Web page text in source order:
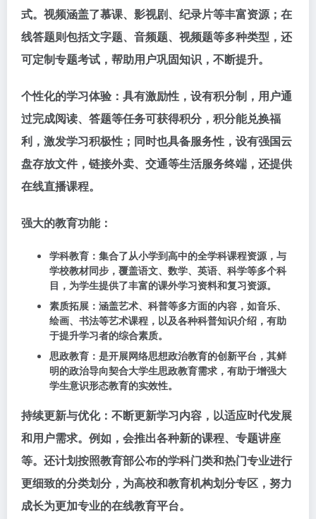
式。视频涵盖了慕课、影视剧、纪录片等丰富资源；在
线答题则包括文字题、音频题、视频题等多种类型，还
可定制专题考试，帮助用户巩固知识，不断提升。
个性化的学习体验：具有激励性，设有积分制，用户通
过完成阅读、答题等任务可获得积分，积分能兑换福
利，激发学习积极性；同时也具备服务性，设有强国云
盘存放文件，链接外卖、交通等生活服务终端，还提供
在线直播课程。
强大的教育功能：
学科教育 ：集合了从小学到高中的全学科课程资源，与
学校教材同步，覆盖语文、数学、英语、科学等多个科
目，为学生提供了丰富的课外学习资料和复习资源。
素质拓展 ：涵盖艺术、科普等多方面的内容，如音乐、
绘画、书法等艺术课程，以及各种科普知识介绍，有助
于提升学习者的综合素质。
思政教育 ：是开展网络思想政治教育的创新平台，其鲜
明的政治导向契合大学生思政教育需求，有助于增强大
学生意识形态教育的实效性。
持续更新与优化：不断更新学习内容，以适应时代发展
和用户需求。例如，会推出各种新的课程、专题讲座
等。还计划按照教育部公布的学科门类和热门专业进行
更细致的分类划分，为高校和教育机构划分专区，努力
成长为更加专业的在线教育平台。